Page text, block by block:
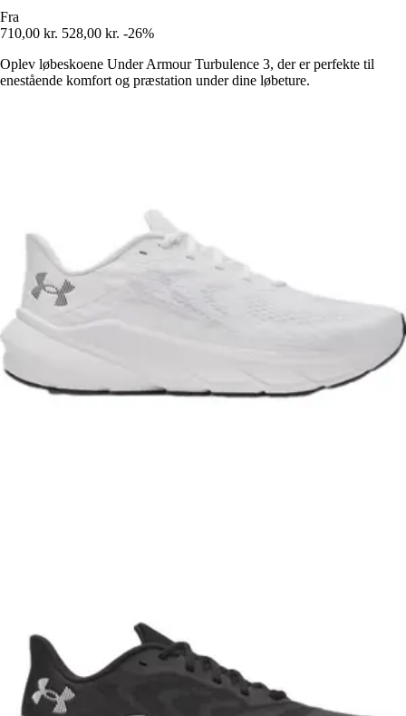
Fra
710,00 kr. 528,00 kr. -26%
Oplev løbeskoene Under Armour Turbulence 3, der er perfekte til
enestående komfort og præstation under dine løbeture.